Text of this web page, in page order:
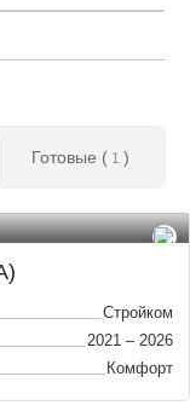
Готовые ( 1 )
Стройком
2021 – 2026
Комфорт